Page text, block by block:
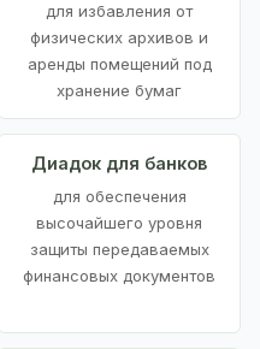
для избавления от
физических архивов и
аренды помещений под
хранение бумаг
Диадок для банков
для обеспечения
высочайшего уровня
защиты передаваемых
финансовых документов